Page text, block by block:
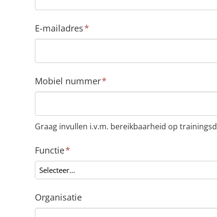
E-mailadres*
Mobiel nummer*
Graag invullen i.v.m. bereikbaarheid op
Functie*
Selecteer...
Organisatie